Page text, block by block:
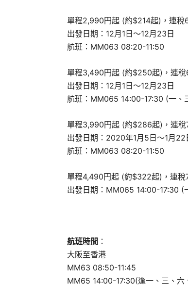
單程2,990円起 (約$214起)，連稅
出發日期：12月1日～12月23日
航班：MM063 08:20-11:50
單程3,490円起 (約$250起)，連
出發日期：12月1日～12月23日
航班：MM065 14:00-17:30 (一
單程3,990円起 (約$286起)，連稅
出發日期：2020年1月5日～1月
航班：MM063 08:20-11:50
單程4,490円起 (約$322起)，連
出發日期：MM065 14:00-17:30
航班時間 ：
大阪至香港
MM63 08:50-11:45
MM65 14:00-17:30(逢一、三、六